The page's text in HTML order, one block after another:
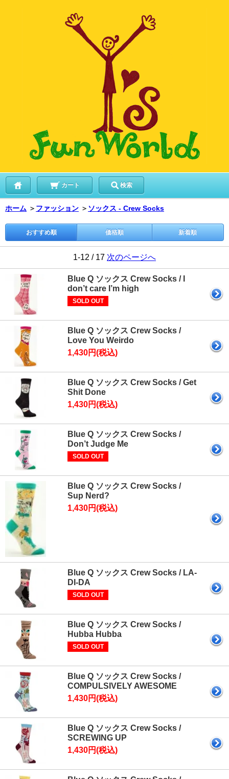
カート 検索
ホーム ＞ ファッション ＞ ソックス - Crew Socks
おすすめ順 価格順 新着順
1-12 / 17 次のページへ
Blue Q ソックス Crew Socks / I
don’t care I’m high
SOLD OUT
Blue Q ソックス Crew Socks /
Love You Weirdo
1,430円(税込)
Blue Q ソックス Crew Socks / Get
Shit Done
1,430円(税込)
Blue Q ソックス Crew Socks /
Don’t Judge Me
SOLD OUT
Blue Q ソックス Crew Socks /
Sup Nerd?
1,430円(税込)
Blue Q ソックス Crew Socks / LA-
DI-DA
SOLD OUT
Blue Q ソックス Crew Socks /
Hubba Hubba
SOLD OUT
Blue Q ソックス Crew Socks /
COMPULSIVELY AWESOME
1,430円(税込)
Blue Q ソックス Crew Socks /
SCREWING UP
1,430円(税込)